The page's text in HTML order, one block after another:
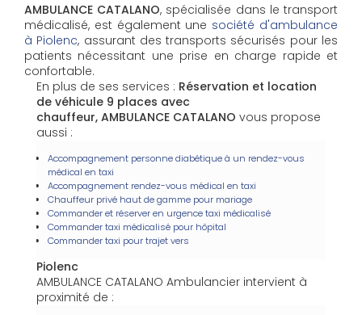
AMBULANCE CATALANO, spécialisée dans le transport
médicalisé, est également une société d'ambulance
à Piolenc, assurant des transports sécurisés pour les
patients nécessitant une prise en charge rapide et
confortable.
En plus de ses services : Réservation et location
de véhicule 9 places avec
chauffeur, AMBULANCE CATALANO vous propose
aussi :
Accompagnement personne diabétique à un rendez-vous
médical en taxi
Accompagnement rendez-vous médical en taxi
Chauffeur privé haut de gamme pour mariage
Commander et réserver en urgence taxi médicalisé
Commander taxi médicalisé pour hôpital
Commander taxi pour trajet vers
Piolenc
AMBULANCE CATALANO Ambulancier intervient à
proximité de :